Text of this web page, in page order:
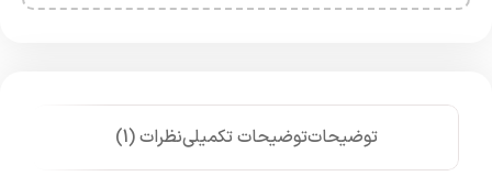
توضیحاتتوضیحات تکمیلینظرات (1)